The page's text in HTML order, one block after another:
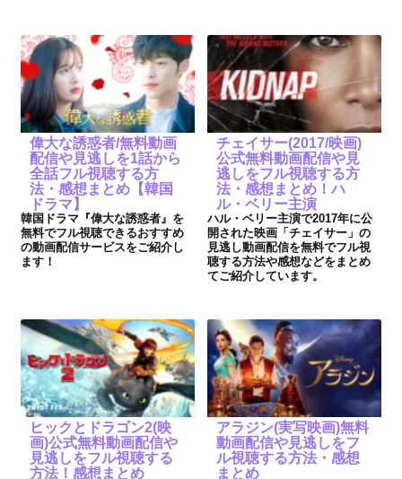
偉大な誘惑者/無料動画
配信や見逃しを1話から
全話フル視聴する方
法・感想まとめ【韓国
ドラマ】
韓国ドラマ『偉大な誘惑者』を
無料でフル視聴できるおすすめ
の動画配信サービスをご紹介し
ます！
チェイサー(2017/映画)
公式無料動画配信や見
逃しをフル視聴する方
法・感想まとめ！ハ
ル・ベリー主演
ハル・ベリー主演で2017年に公
開された映画「チェイサー」の
見逃し動画配信を無料でフル視
聴する方法や感想などをまとめ
てご紹介しています。
ヒックとドラゴン2(映
画)公式無料動画配信や
見逃しをフル視聴する
方法！感想まとめ
アラジン(実写映画)無料
動画配信や見逃しをフ
ル視聴する方法・感想
まとめ